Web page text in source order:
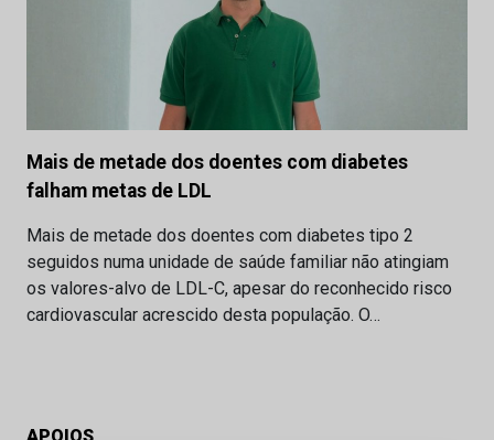
Mais de metade dos doentes com diabetes
falham metas de LDL
Mais de metade dos doentes com diabetes tipo 2
seguidos numa unidade de saúde familiar não atingiam
os valores-alvo de LDL-C, apesar do reconhecido risco
cardiovascular acrescido desta população. O…